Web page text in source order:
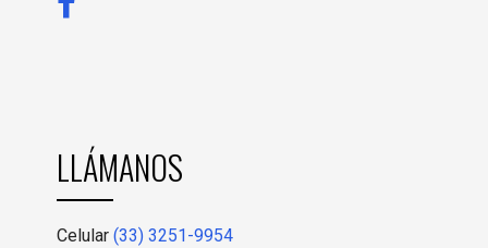
LLÁMANOS
Celular (33) 3251-9954